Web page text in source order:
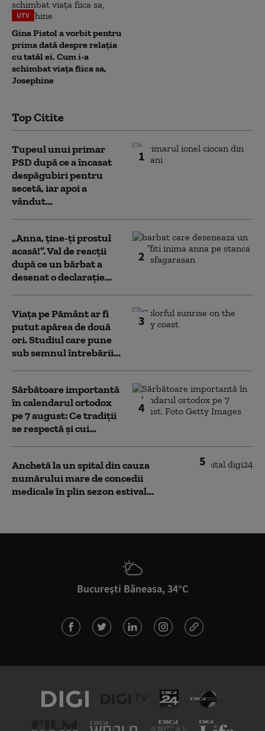
UTV
Gina Pistol a vorbit pentru
prima dată despre relația
cu tatăl ei. Cum i-a
schimbat viața fiica sa,
Josephine
Top Citite
1
Tupeul unui primar
PSD după ce a încasat
despăgubiri pentru
secetă, iar apoi a
vândut...
2
„Anna, ţine-ţi prostul
acasă!”. Val de reacții
după ce un bărbat a
desenat o declarație...
3
Viața pe Pământ ar fi
putut apărea de două
ori. Studiul care pune
sub semnul întrebării...
4
Sărbătoare importantă
în calendarul ortodox
pe 7 august: Ce tradiții
se respectă și cui...
5
Anchetă la un spital din cauza
numărului mare de concedii
medicale în plin sezon estival...
București Băneasa, 34°C